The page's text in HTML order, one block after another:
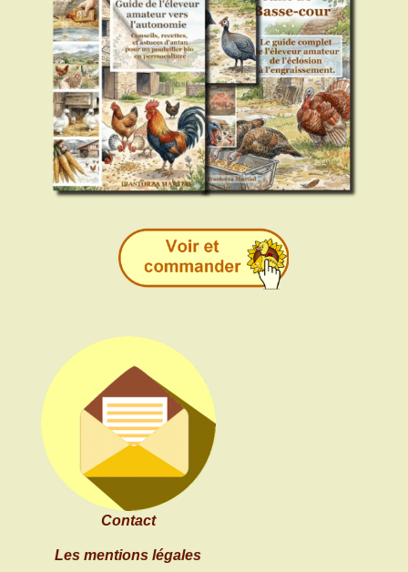
Contact
Les mentions légales